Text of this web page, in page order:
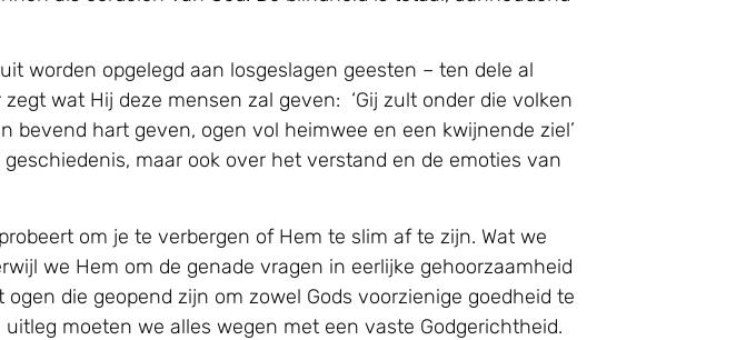
worden opgelegd aan losgeslagen geesten – ten dele al
wat Hij deze mensen zal geven: ‘Gij zult onder die volken
hart geven, ogen vol heimwee en een kwijnende ziel’
maar ook over het verstand en de emoties van
om je te verbergen of Hem te slim af te zijn. Wat we
we Hem om de genade vragen in eerlijke gehoorzaamheid
die geopend zijn om zowel Gods voorzienige goedheid te
moeten we alles wegen met een vaste Godgerichtheid.